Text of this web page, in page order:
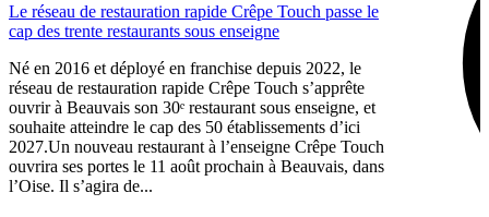
Le réseau de restauration rapide Crêpe Touch passe le
cap des trente restaurants sous enseigne
Né en 2016 et déployé en franchise depuis 2022, le
réseau de restauration rapide Crêpe Touch s’apprête
ouvrir à Beauvais son 30ᵉ restaurant sous enseigne, et
souhaite atteindre le cap des 50 établissements d’ici
2027.Un nouveau restaurant à l’enseigne Crêpe Touch
ouvrira ses portes le 11 août prochain à Beauvais, dans
l’Oise. Il s’agira de...